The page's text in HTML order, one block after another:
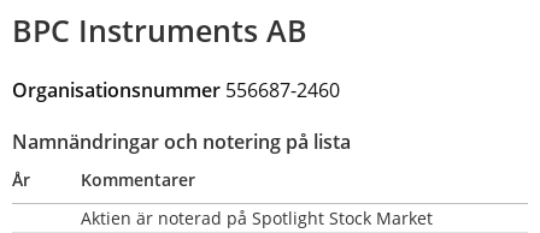
BPC Instruments AB
Organisationsnummer 556687-2460
Namnändringar och notering på lista
År
Kommentarer
Aktien är noterad på Spotlight Stock Market